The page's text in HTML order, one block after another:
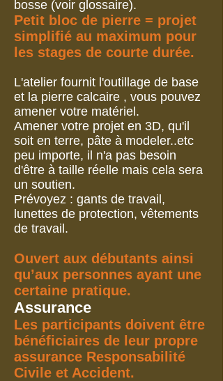
bosse (voir glossaire).
Petit bloc de pierre = projet
simplifié au maximum pour
les stages de courte durée.
L'atelier fournit l'outillage de base
et la pierre calcaire , vous pouvez
amener votre matériel.
Amener votre projet en 3D, qu'il
soit en terre, pâte à modeler..etc
peu importe, il n'a pas besoin
d'être à taille réelle mais cela sera
un soutien.
Prévoyez : gants de travail,
lunettes de protection, vêtements
de travail.
Ouvert aux débutants ainsi
qu’aux personnes ayant une
certaine pratique.
Assurance
Les participants doivent être
bénéficiaires de leur propre
assurance Responsabilité
Civile et Accident.